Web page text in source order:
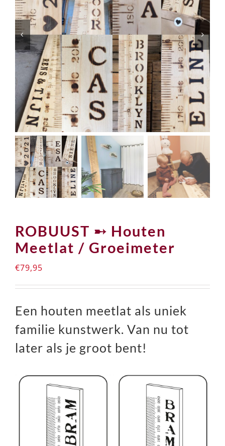
ROBUUST ➸ Houten
Meetlat / Groeimeter
€79,95
Een houten meetlat als uniek
familie kunstwerk. Van nu tot
later als je groot bent!